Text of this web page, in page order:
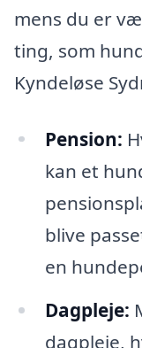
mens du er
ting, som
Kyndeløse
Pension:
kan et
blive
en
Dagpleje:
dagpleje,